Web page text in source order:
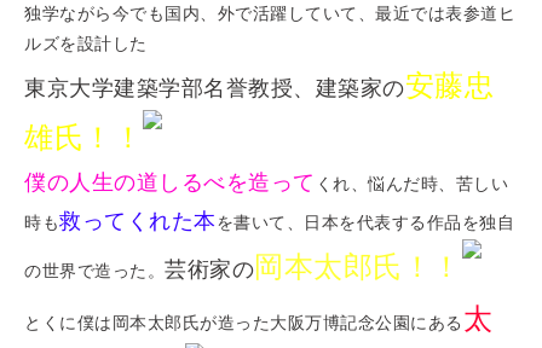
独学ながら今でも国内、外で活躍していて、最近では表参道ヒ
ルズを設計した
東京大学建築学部名誉教授、建築家の安藤忠
雄氏！！
僕の人生の道しるべを造って くれ、悩んだ時、苦しい
時も救ってくれた本を書いて、日本を代表する作品を独自
の世界で造った。 芸術家の岡本太郎氏！！
とくに僕は岡本太郎氏が造った大阪万博記念公園にある 太